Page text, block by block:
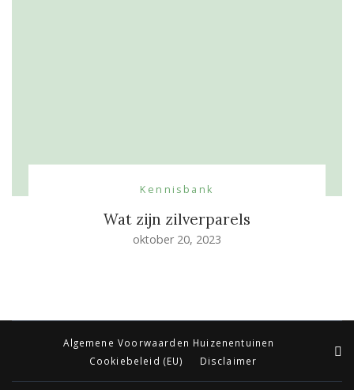
Kennisbank
Wat zijn zilverparels
oktober 20, 2023
Algemene Voorwaarden Huizenentuinen
Cookiebeleid (EU)
Disclaimer